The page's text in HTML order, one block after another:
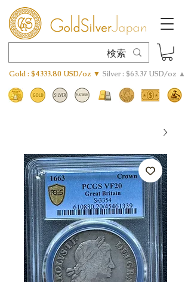
Gold : $4333.80 USD/oz ▼ Silver : $63.37 USD/oz ▲